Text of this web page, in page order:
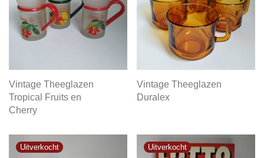
Vintage Theeglazen
Tropical Fruits en
Cherry
Vintage Theeglazen
Duralex